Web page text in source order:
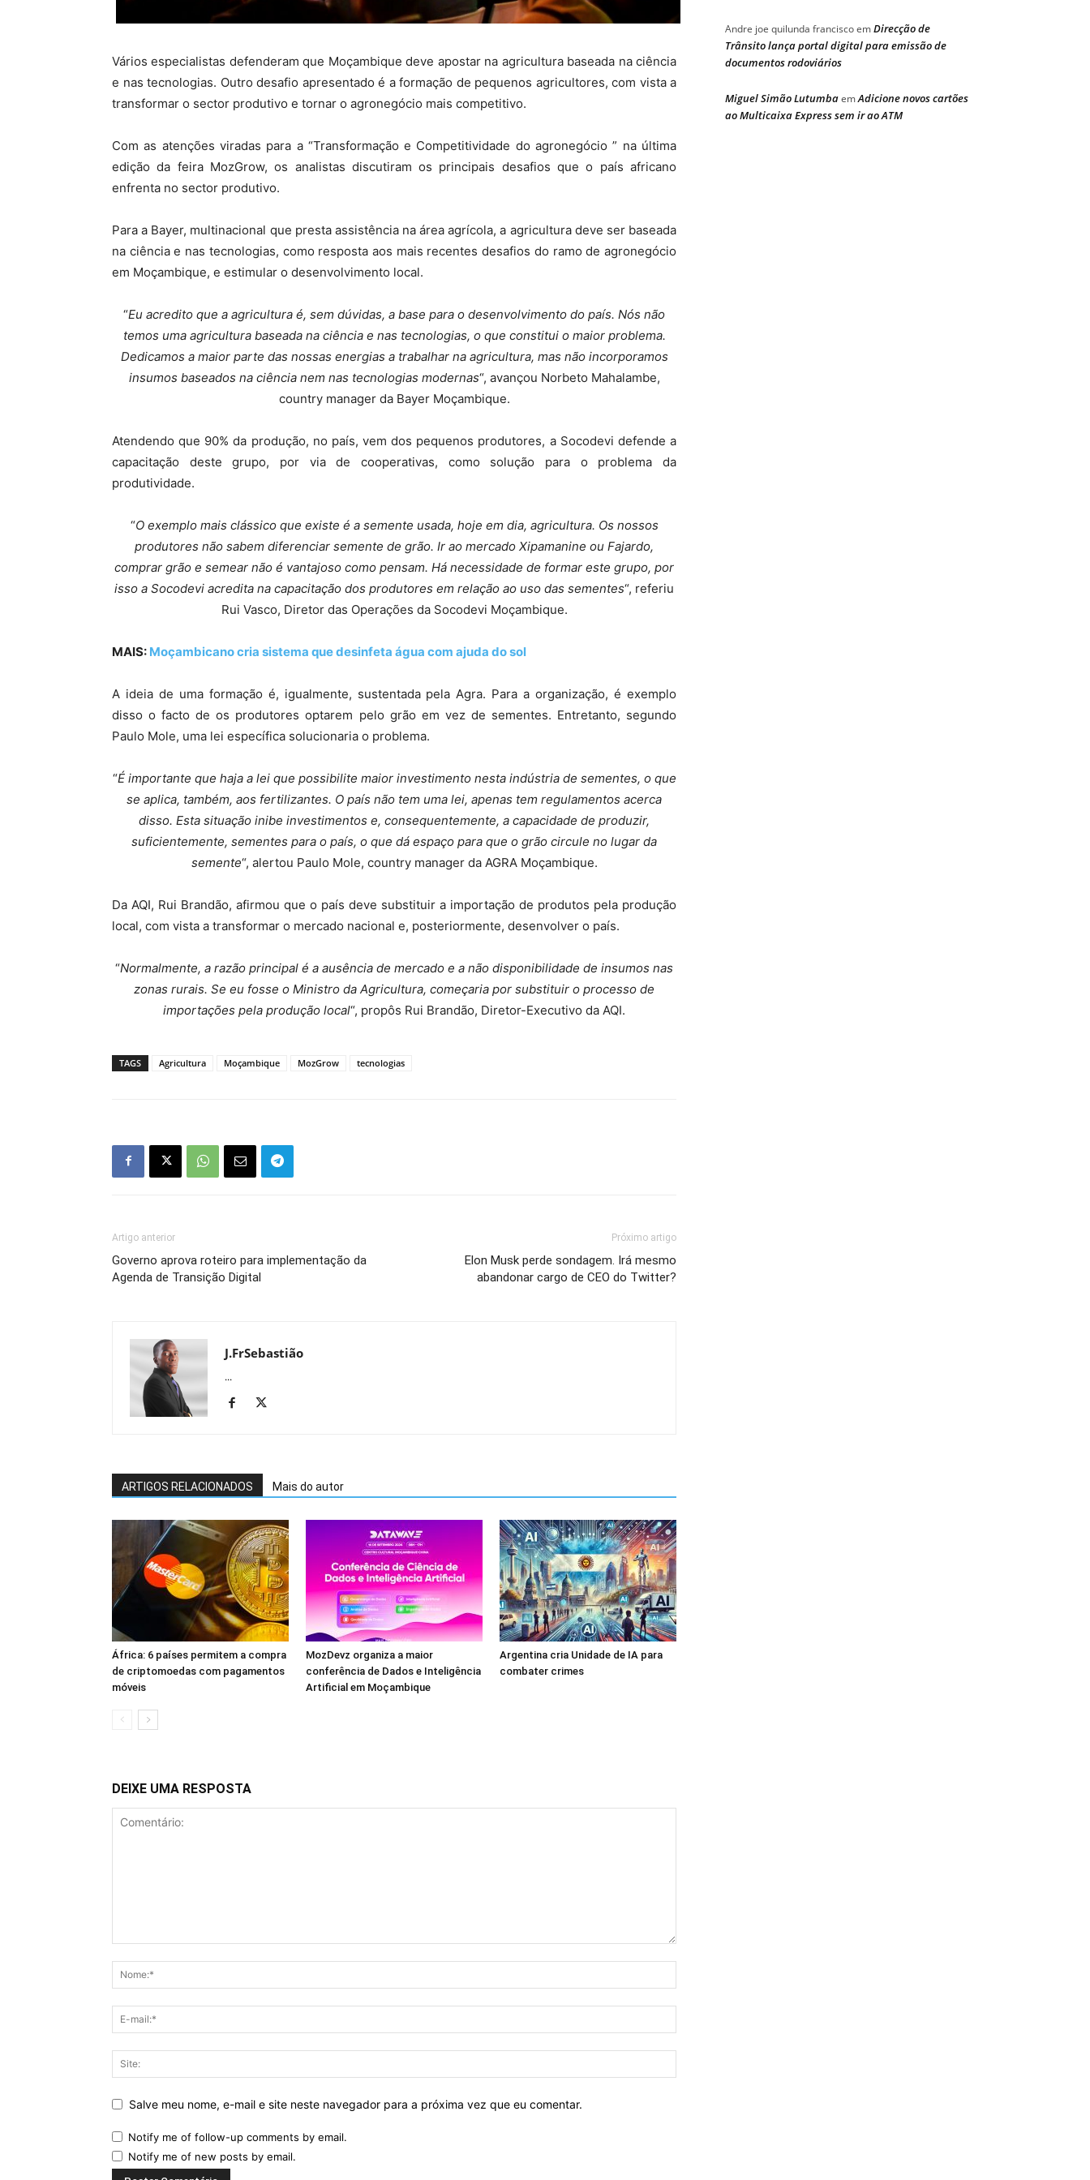
Vários especialistas defenderam que Moçambique deve apostar na agricultura baseada na ciência
e nas tecnologias. Outro desafio apresentado é a formação de pequenos agricultores, com vista a
transformar o sector produtivo e tornar o agronegócio mais competitivo.
Com as atenções viradas para a “Transformação e Competitividade do agronegócio ” na última
edição da feira MozGrow, os analistas discutiram os principais desafios que o país africano
enfrenta no sector produtivo.
Para a Bayer, multinacional que presta assistência na área agrícola, a agricultura deve ser baseada
na ciência e nas tecnologias, como resposta aos mais recentes desafios do ramo de agronegócio
em Moçambique, e estimular o desenvolvimento local.
“Eu acredito que a agricultura é, sem dúvidas, a base para o desenvolvimento do país. Nós não
temos uma agricultura baseada na ciência e nas tecnologias, o que constitui o maior problema.
Dedicamos a maior parte das nossas energias a trabalhar na agricultura, mas não incorporamos
insumos baseados na ciência nem nas tecnologias modernas“, avançou Norbeto Mahalambe,
country manager da Bayer Moçambique.
Atendendo que 90% da produção, no país, vem dos pequenos produtores, a Socodevi defende a
capacitação deste grupo, por via de cooperativas, como solução para o problema da
produtividade.
“O exemplo mais clássico que existe é a semente usada, hoje em dia, agricultura. Os nossos
produtores não sabem diferenciar semente de grão. Ir ao mercado Xipamanine ou Fajardo,
comprar grão e semear não é vantajoso como pensam. Há necessidade de formar este grupo, por
isso a Socodevi acredita na capacitação dos produtores em relação ao uso das sementes“, referiu
Rui Vasco, Diretor das Operações da Socodevi Moçambique.
MAIS: Moçambicano cria sistema que desinfeta água com ajuda do sol
A ideia de uma formação é, igualmente, sustentada pela Agra. Para a organização, é exemplo
disso o facto de os produtores optarem pelo grão em vez de sementes. Entretanto, segundo
Paulo Mole, uma lei específica solucionaria o problema.
“É importante que haja a lei que possibilite maior investimento nesta indústria de sementes, o que
se aplica, também, aos fertilizantes. O país não tem uma lei, apenas tem regulamentos acerca
disso. Esta situação inibe investimentos e, consequentemente, a capacidade de produzir,
suficientemente, sementes para o país, o que dá espaço para que o grão circule no lugar da
semente“, alertou Paulo Mole, country manager da AGRA Moçambique.
Da AQI, Rui Brandão, afirmou que o país deve substituir a importação de produtos pela produção
local, com vista a transformar o mercado nacional e, posteriormente, desenvolver o país.
“Normalmente, a razão principal é a ausência de mercado e a não disponibilidade de insumos nas
zonas rurais. Se eu fosse o Ministro da Agricultura, começaria por substituir o processo de
importações pela produção local“, propôs Rui Brandão, Diretor-Executivo da AQI.
TAGS Agricultura Moçambique MozGrow tecnologias
Artigo anterior
Governo aprova roteiro para implementação da
Agenda de Transição Digital
Próximo artigo
Elon Musk perde sondagem. Irá mesmo
abandonar cargo de CEO do Twitter?
J.FrSebastião
...
ARTIGOS RELACIONADOS Mais do autor
África: 6 países permitem a compra
de criptomoedas com pagamentos
móveis
MozDevz organiza a maior
conferência de Dados e Inteligência
Artificial em Moçambique
Argentina cria Unidade de IA para
combater crimes
DEIXE UMA RESPOSTA
Salve meu nome, e-mail e site neste navegador para a próxima vez que eu comentar.
Notify me of follow-up comments by email.
Notify me of new posts by email.
Andre joe quilunda franciscoemDirecção de
Trânsito lança portal digital para emissão de
documentos rodoviários
Miguel Simão LutumbaemAdicione novos cartões
ao Multicaixa Express sem ir ao ATM